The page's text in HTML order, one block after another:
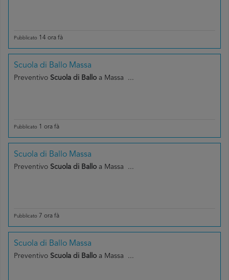
Pubblicato 14 ora fà
Scuola di Ballo Massa
Preventivo Scuola di Ballo a Massa ...
Pubblicato 1 ora fà
Scuola di Ballo Massa
Preventivo Scuola di Ballo a Massa ...
Pubblicato 7 ora fà
Scuola di Ballo Massa
Preventivo Scuola di Ballo a Massa ...